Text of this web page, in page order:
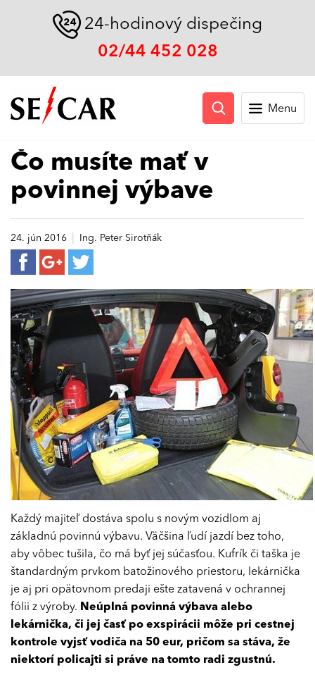
24-hodinový dispečing
02/44 452 028
Menu
Čo musíte mať v
povinnej výbave
24. jún 2016 Ing. Peter Sirotňák
Každý majiteľ dostáva spolu s novým vozidlom aj
základnú povinnú výbavu. Väčšina ľudí jazdí bez toho,
aby vôbec tušila, čo má byť jej súčasťou. Kufrík či taška je
štandardným prvkom batožinového priestoru, lekárnička
je aj pri opätovnom predaji ešte zatavená v ochrannej
fólii z výroby. Neúplná povinná výbava alebo
lekárnička, či jej časť po exspirácii môže pri cestnej
kontrole vyjsť vodiča na 50 eur, pričom sa stáva, že
niektorí policajti si práve na tomto radi zgustnú.